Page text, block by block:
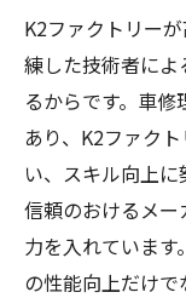
K2ファクトリー
練した技術者に
るからです。車
あり、K2ファク
い、スキル向上
信頼のおけるメ
力を入れていま
の性能向上だけ